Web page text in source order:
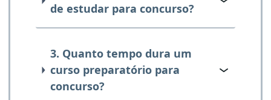
de estudar para concurso?
3. Quanto tempo dura um
curso preparatório para
concurso?